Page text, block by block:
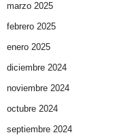
marzo 2025
febrero 2025
enero 2025
diciembre 2024
noviembre 2024
octubre 2024
septiembre 2024